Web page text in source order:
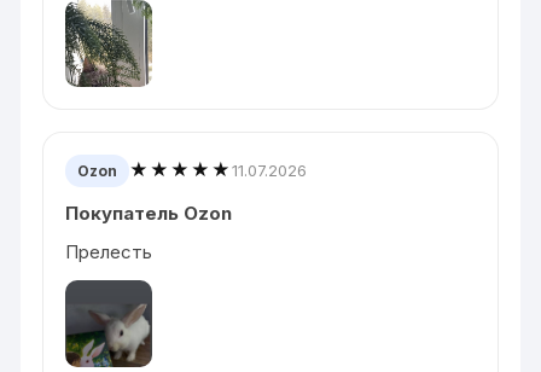
Ozon ★★★★★11.07.2026
Покупатель Ozon
Прелесть